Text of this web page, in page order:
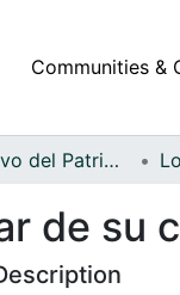
Communities &
Fondo Archivo del Patrimonio Fotográfico y Fílmico del Valle del Cauca
de su